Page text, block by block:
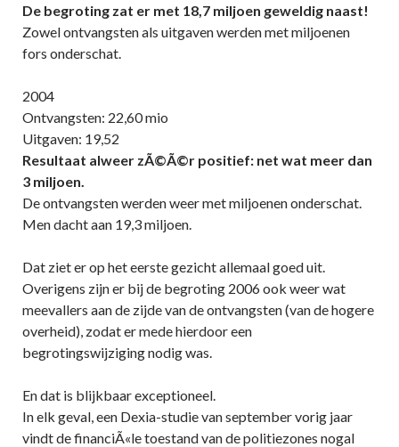
De begroting zat er met 18,7 miljoen geweldig naast!
Zowel ontvangsten als uitgaven werden met miljoenen
fors onderschat.
2004
Ontvangsten: 22,60 mio
Uitgaven: 19,52
Resultaat alweer zÃ©Ã©r positief: net wat meer dan
3 miljoen.
De ontvangsten werden weer met miljoenen onderschat.
Men dacht aan 19,3 miljoen.
Dat ziet er op het eerste gezicht allemaal goed uit.
Overigens zijn er bij de begroting 2006 ook weer wat
meevallers aan de zijde van de ontvangsten (van de hogere
overheid), zodat er mede hierdoor een
begrotingswijziging nodig was.
En dat is blijkbaar exceptioneel.
In elk geval, een Dexia-studie van september vorig jaar
vindt de financiÃ«le toestand van de politiezones nogal